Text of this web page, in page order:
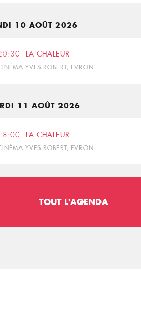
10 AOÛT 2026
LA CHALEUR
YVES ROBERT, EVRON
11 AOÛT 2026
LA CHALEUR
YVES ROBERT, EVRON
TOUT L'AGENDA